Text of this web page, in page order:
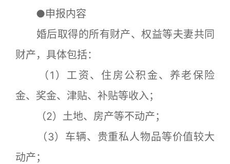
●申报内容
婚后取得的所有财产、权益等夫妻共同
财产，具体包括：
（1）工资、住房公积金、养老保险
金、奖金、津贴、补贴等收入；
（2）土地、房产等不动产；
（3）车辆、贵重私人物品等价值较大
动产；